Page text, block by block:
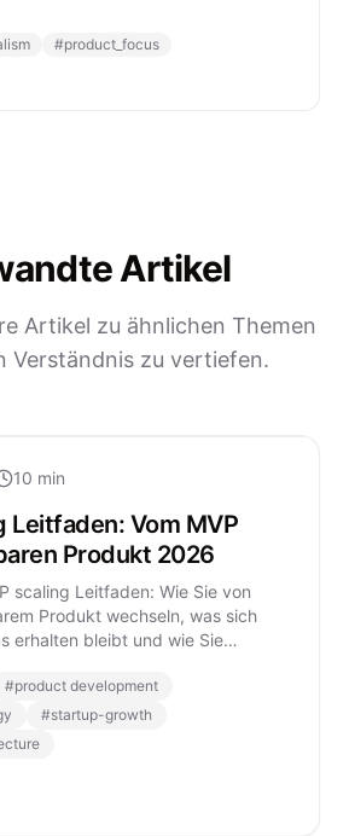
#product_focus
Artikel
Artikel zu ähnlichen Themen
Verständnis zu vertiefen.
10 min
Leitfaden: Vom MVP
Produkt 2026
scaling Leitfaden: Wie Sie von
Produkt wechseln, was sich
erhalten bleibt und wie Sie
#product development
#startup-growth